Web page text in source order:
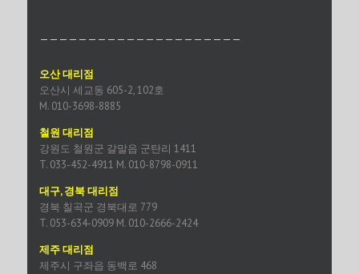
—————————————————————
오산 대리점
오산시 세교동 605-2, 102호
M. 010-3698-8885
철원 대리점
강원도 철원군 갈말읍 군탄리 1411
T. 033-452-4911 M. 010-8798-0911
대구, 경북 대리점
경북 칠곡군 경북대로 779
T. 053-634-0909 M. 010-2666-2424
제주 대리점
제주시 구좌읍 동백로 468